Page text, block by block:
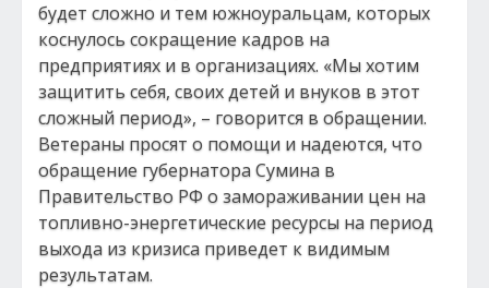
будет сложно и тем южноуральцам, которых
коснулось сокращение кадров на
предприятиях и в организациях. «Мы хотим
защитить себя, своих детей и внуков в этот
сложный период», – говорится в обращении.
Ветераны просят о помощи и надеются, что
обращение губернатора Сумина в
Правительство РФ о замораживании цен на
топливно-энергетические ресурсы на период
выхода из кризиса приведет к видимым
результатам.